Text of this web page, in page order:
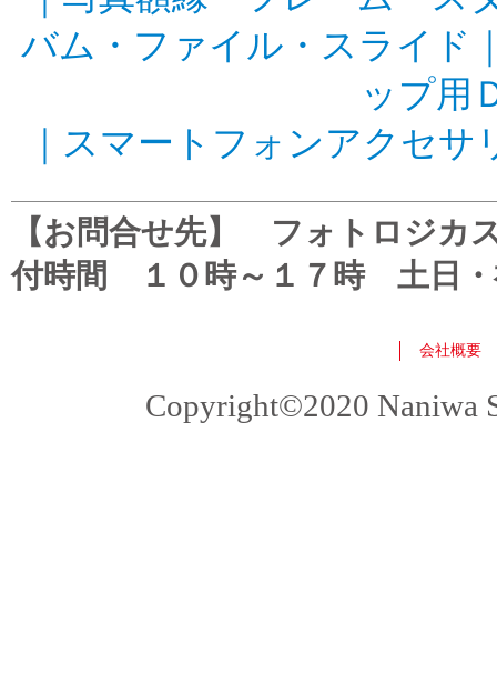
バム・ファイル・スライド
ップ用
スマートフォンアクセサ
【お問合せ先】 フォトロジ
付時間 １０時～１７時 土日・
会社概要
Copyright©2020 Naniwa